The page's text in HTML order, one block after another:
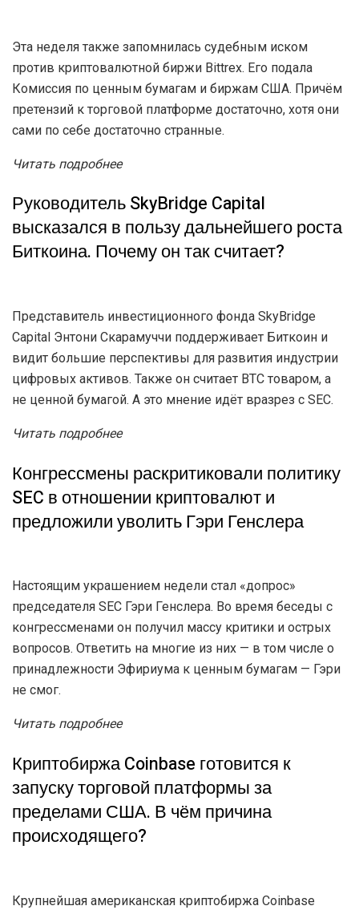
Читать подробнее
Комиссия по ценным бумагам подала
иск против криптобиржи Bittrex. Что не
Эта неделя также запомнилась судебным иском
против криптовалютной биржи Bittrex. Его подала
претензий к торговой платформе достаточно, хотя они
сами по себе достаточно странные.
Читать подробнее
Руководитель SkyBridge Capital
Биткоина. Почему он так считает?
Представитель инвестиционного фонда SkyBridge
Capital Энтони Скарамуччи поддерживает Биткоин и
не ценной бумагой. А это мнение идёт вразрез с SEC.